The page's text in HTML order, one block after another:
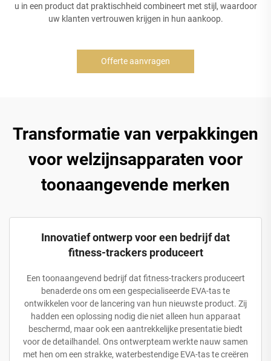
u in een product dat praktischheid combineert met stijl, waardoor
uw klanten vertrouwen krijgen in hun aankoop.
Offerte aanvragen
Transformatie van verpakkingen
voor welzijnsapparaten voor
toonaangevende merken
Innovatief ontwerp voor een bedrijf dat
fitness-trackers produceert
Een toonaangevend bedrijf dat fitness-trackers produceert
benaderde ons om een gespecialiseerde EVA-tas te
ontwikkelen voor de lancering van hun nieuwste product. Zij
hadden een oplossing nodig die niet alleen hun apparaat
beschermd, maar ook een aantrekkelijke presentatie biedt
voor de detailhandel. Ons ontwerpteam werkte nauw samen
met hen om een strakke, waterbestendige EVA-tas te creëren